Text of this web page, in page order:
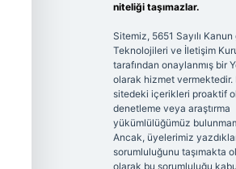
niteliği taşımazlar.
Sitemiz, 5651 Sayılı
Teknolojileri ve İletişim
tarafından onaylanmış bir
olarak hizmet vermektedir.
sitedeki içerikleri proaktif
denetleme veya araştırma
yükümlülüğümüz
Ancak, üyelerimiz
sorumluluğunu taşımakta
olarak bu sorumluluğu